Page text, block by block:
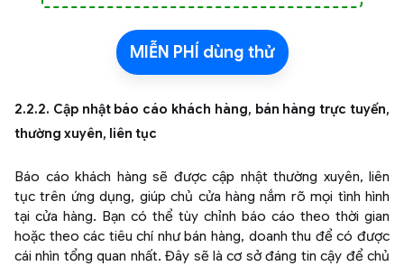
MIỄN PHÍ dùng thử
2.2.2. Cập nhật báo cáo khách hàng, bán hàng trực tuyến,
thường xuyên, liên tục
Báo cáo khách hàng sẽ được cập nhật thường xuyên, liên
tục trên ứng dụng, giúp chủ cửa hàng nắm rõ mọi tình hình
tại cửa hàng. Bạn có thể tùy chỉnh báo cáo theo thời gian
hoặc theo các tiêu chí như bán hàng, doanh thu để có được
cái nhìn tổng quan nhất. Đây sẽ là cơ sở đáng tin cậy để chủ